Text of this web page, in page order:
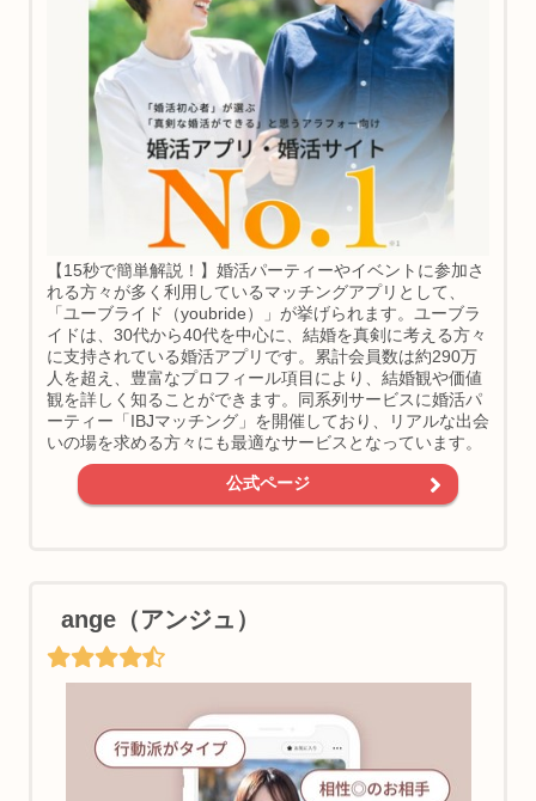
【15秒で簡単解説！】婚活パーティーやイベントに参加さ
れる方々が多く利用しているマッチングアプリとして、
「ユーブライド（youbride）」が挙げられます。ユーブラ
イドは、30代から40代を中心に、結婚を真剣に考える方々
に支持されている婚活アプリです。累計会員数は約290万
人を超え、豊富なプロフィール項目により、結婚観や価値
観を詳しく知ることができます。同系列サービスに婚活パ
ーティー「IBJマッチング」を開催しており、リアルな出会
いの場を求める方々にも最適なサービスとなっています。
公式ページ
ange（アンジュ）